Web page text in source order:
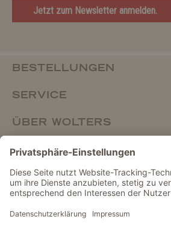
Jetzt zum Newsletter anmelden.
BESTELLUNGEN
SERVICE
ÜBER WOLTERS
FACHHANDEL
Vertrag widerrufen